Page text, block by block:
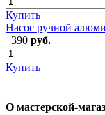
Купить
Насос ручной
390 руб.
Купить
О мастерской-